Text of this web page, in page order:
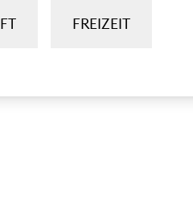
FREIZEIT